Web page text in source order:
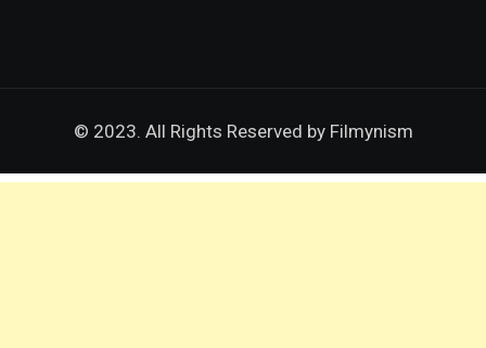
© 2023. All Rights Reserved byFilmynism